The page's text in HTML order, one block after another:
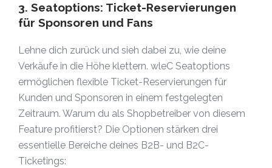
3. Seatoptions: Ticket-Reservierungen
für Sponsoren und Fans
Lehne dich zurück und sieh dabei zu, wie deine
Verkäufe in die Höhe klettern. wleC Seatoptions
ermöglichen flexible Ticket-Reservierungen für
Kunden und Sponsoren in einem festgelegten
Zeitraum. Warum du als Shopbetreiber von diesem
Feature profitierst? Die Optionen stärken drei
essentielle Bereiche deines B2B- und B2C-
Ticketings: